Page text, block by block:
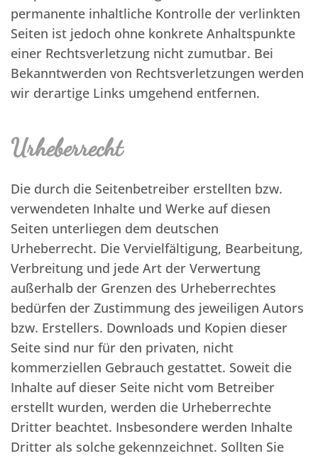
permanente inhaltliche Kontrolle der verlinkten
Seiten ist jedoch ohne konkrete Anhaltspunkte
einer Rechtsverletzung nicht zumutbar. Bei
Bekanntwerden von Rechtsverletzungen werden
wir derartige Links umgehend entfernen.
Urheberrecht
Die durch die Seitenbetreiber erstellten bzw.
verwendeten Inhalte und Werke auf diesen
Seiten unterliegen dem deutschen
Urheberrecht. Die Vervielfältigung, Bearbeitung,
Verbreitung und jede Art der Verwertung
außerhalb der Grenzen des Urheberrechtes
bedürfen der Zustimmung des jeweiligen Autors
bzw. Erstellers. Downloads und Kopien dieser
Seite sind nur für den privaten, nicht
kommerziellen Gebrauch gestattet. Soweit die
Inhalte auf dieser Seite nicht vom Betreiber
erstellt wurden, werden die Urheberrechte
Dritter beachtet. Insbesondere werden Inhalte
Dritter als solche gekennzeichnet. Sollten Sie